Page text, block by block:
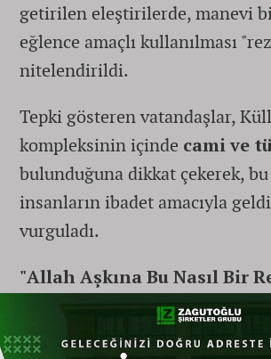
getirilen eleştirilerde, manevi
eğlence amaçlı kullanılması
nitelendirildi.
Tepki gösteren vatandaşlar,
kompleksinin içinde cami ve
bulunduğuna dikkat çekerek,
insanların ibadet amacıyla
vurguladı.
"Allah Aşkına Bu Nasıl Bir
ifadeleriyle başlayan eleştiride
kaydedildi: